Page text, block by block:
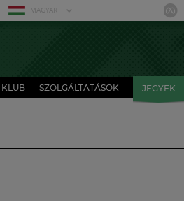
MAGYAR
KLUB SZOLGÁLTATÁSOK JEGYEK